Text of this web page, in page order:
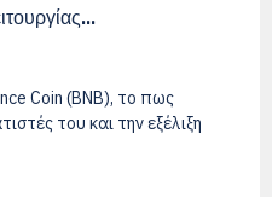
Coin (BNB), το πως
του και την εξέλιξη